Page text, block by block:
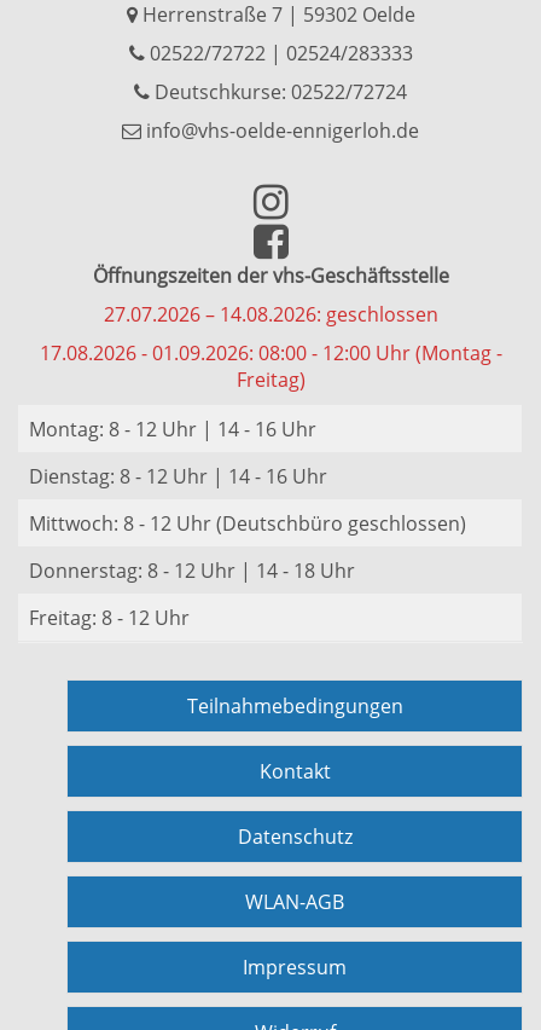
Herrenstraße 7 | 59302 Oelde
02522/72722| 02524/283333
Deutschkurse: 02522/72724
info@vhs-oelde-ennigerloh.de
Öffnungszeiten der vhs-Geschäftsstelle
27.07.2026 – 14.08.2026: geschlossen
17.08.2026 - 01.09.2026: 08:00 - 12:00 Uhr (Montag -
Freitag)
Montag: 8 - 12 Uhr | 14 - 16 Uhr
Dienstag: 8 - 12 Uhr | 14 - 16 Uhr
Mittwoch: 8 - 12 Uhr (Deutschbüro geschlossen)
Donnerstag: 8 - 12 Uhr | 14 - 18 Uhr
Freitag: 8 - 12 Uhr
Teilnahmebedingungen
Kontakt
Datenschutz
WLAN-AGB
Impressum